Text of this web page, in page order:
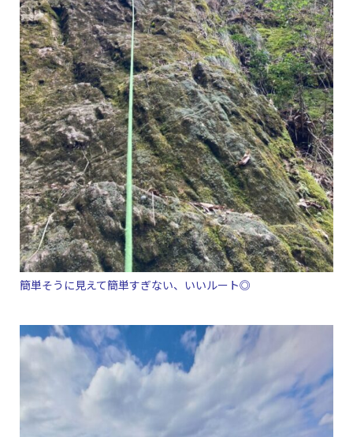
簡単そうに見えて簡単すぎない、いいルート◎